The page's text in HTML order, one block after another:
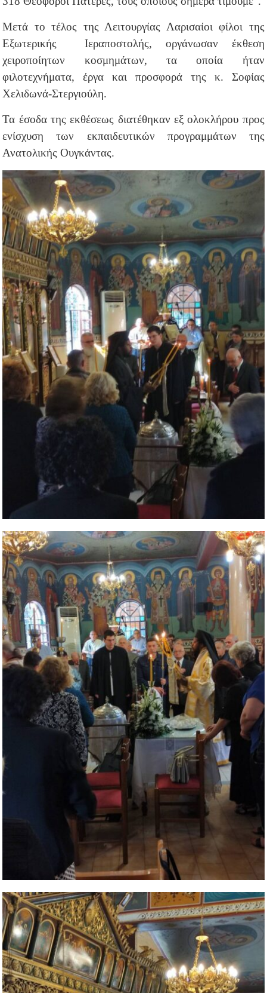
Μετά το τέλος της Λειτουργίας Λαρισαίοι φίλοι της
Εξωτερικής Ιεραποστολής, οργάνωσαν έκθεση
χειροποίητων κοσμημάτων, τα οποία ήταν
φιλοτεχνήματα, έργα και προσφορά της κ. Σοφίας
Χελιδωνά-Στεργιούλη.
Τα έσοδα της εκθέσεως διατέθηκαν εξ ολοκλήρου προς
ενίσχυση των εκπαιδευτικών προγραμμάτων της
Ανατολικής Ουγκάντας.